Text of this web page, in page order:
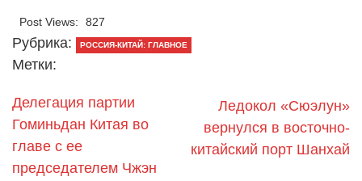
Post Views: 827
Рубрика: РОССИЯ-КИТАЙ: ГЛАВНОЕ
Метки:
Делегация партии
Гоминьдан Китая во
главе с ее
председателем Чжэн
Ледокол «Сюэлун»
вернулся в восточно-
китайский порт Шанхай